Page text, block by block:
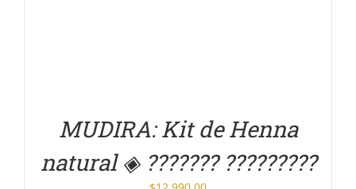
MUDIRA: Kit de Henna
natural ◈ ??????? ?????????